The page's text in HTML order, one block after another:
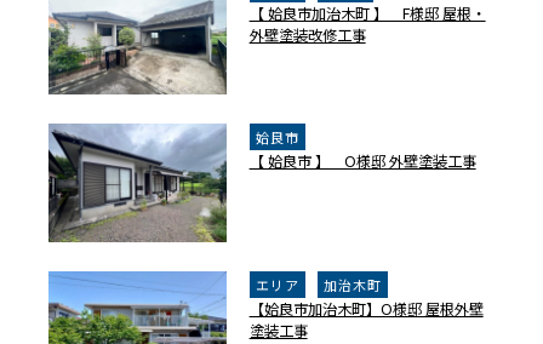
【 姶良市加治木町 】 F様邸 屋根・
外壁塗装改修工事
姶良市
【 姶良市 】 O様邸 外壁塗装工事
エリア 加治木町
【姶良市加治木町】O様邸 屋根外壁
塗装工事